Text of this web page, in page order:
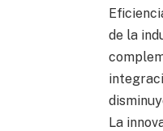
de la
La